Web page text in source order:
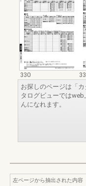
330
お探しのページは「
タログビューでは
んになれます。
左ページから抽出された内容